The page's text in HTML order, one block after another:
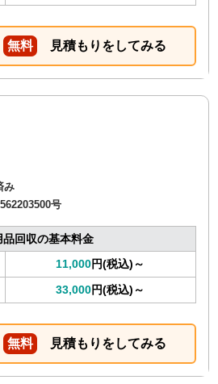
無料 見積もりをしてみる
み
号
品回収の基本料金
11,000円(税込)～
33,000円(税込)～
無料 見積もりをしてみる